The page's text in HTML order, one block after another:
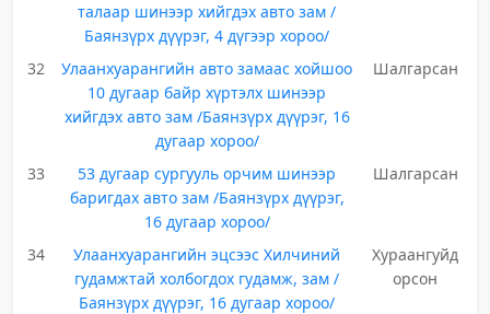
талаар шинээр хийгдэх авто зам /
Баянзүрх дүүрэг, 4 дүгээр хороо/
32
Улаанхуарангийн авто замаас хойшоо
10 дугаар байр хүртэлх шинээр
хийгдэх авто зам /Баянзүрх дүүрэг, 16
дугаар хороо/
Шалгарсан
33
53 дугаар сургууль орчим шинээр
баригдах авто зам /Баянзүрх дүүрэг,
16 дугаар хороо/
Шалгарсан
34
Улаанхуарангийн эцсээс Хилчиний
гудамжтай холбогдох гудамж, зам /
Баянзүрх дүүрэг, 16 дугаар хороо/
Хураангуйд
орсон